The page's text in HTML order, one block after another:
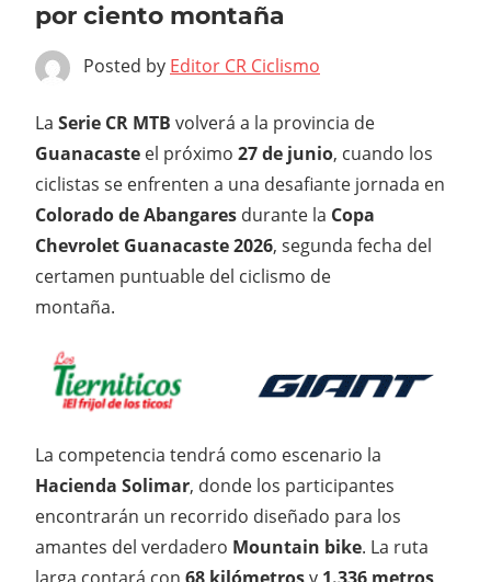
por ciento montaña
Posted by Editor CR Ciclismo
La Serie CR MTB volverá a la provincia de
Guanacaste el próximo 27 de junio, cuando los
ciclistas se enfrenten a una desafiante jornada en
Coloradode Abangares durante la Copa
Chevrolet Guanacaste 2026, segunda fecha del
certamen puntuable del ciclismo de
montaña.
La competencia tendrá como escenario la
Hacienda Solimar, donde los participantes
encontrarán un recorrido diseñado para los
amantes del verdadero Mountain bike. La ruta